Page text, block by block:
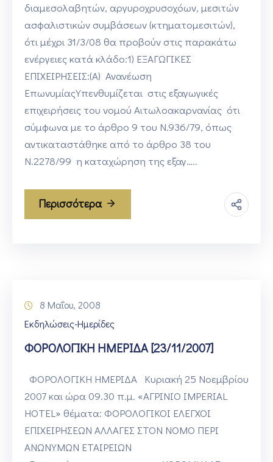
διαμεσολαβητών, αργυροχρυσοχόων, μεσιτών
ασφαλιστικών συμβάσεων (κτηματομεσιτών),
ότι μέχρι 31/3/08 θα προβούν στις παρακάτω
ενέργειες κατά κλάδο:1) ΕΞΑΓΩΓΙΚΕΣ
ΕΠΙΧΕΙΡΗΣΕΙΣ:(Α) Ανανέωση
ΕπωνυμίαςΥπενθυμίζεται στις εξαγωγικές
επιχειρήσεις του νομού Αιτωλοακαρνανίας ότι
σύμφωνα με το άρθρο 9 του Ν.936/79, όπως
αντικαταστάθηκε από το άρθρο 38 του
Ν.2278/99 η καταχώρηση της εξαγ…..
Περισσότερα
8 Μαΐου, 2008
Εκδηλώσεις-Ημερίδες
ΦΟΡΟΛΟΓΙΚΗ ΗΜΕΡΙΔΑ [23/11/2007]
ΦΟΡΟΛΟΓΙΚΗ ΗΜΕΡΙΔΑ Κυριακή 25 Νοεμβρίου
2007 και ώρα 09.30 π.μ. «ΑΓΡΙΝΙΟ IMPERIAL
HOTEL» θέματα: ΦΟΡΟΛΟΓΙΚΟΙ ΕΛΕΓΧΟΙ
ΕΠΙΧΕΙΡΗΣΕΩΝ ΑΛΛΑΓΕΣ ΣΤΟΝ ΝΟΜΟ ΠΕΡΙ
ΑΝΩΝΥΜΩΝ ΕΤΑΙΡΕΙΩΝ